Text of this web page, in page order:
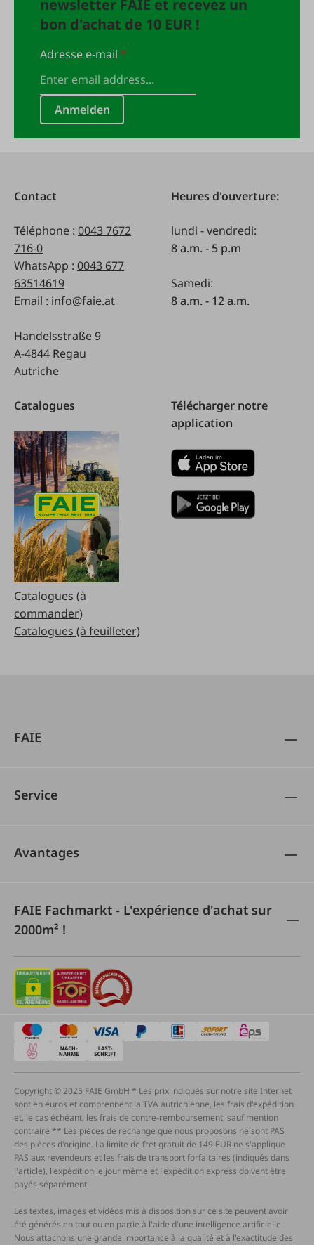
newsletter FAIE et recevez un
bon d'achat de 10 EUR !
Adresse e-mail*
Anmelden
Contact
Téléphone : 0043 7672
716-0
WhatsApp : 0043 677
63514619
Email : info@faie.at
Handelsstraße 9
A-4844 Regau
Autriche
Heures d'ouverture:
lundi - vendredi:
8 a.m. - 5 p.m
Samedi:
8 a.m. - 12 a.m.
Catalogues
Catalogues (à
commander)
Catalogues (à feuilleter)
Télécharger notre
application
FAIE
Service
Avantages
FAIE Fachmarkt - L'expérience d'achat sur
2000m² !
Copyright © 2025 FAIE GmbH * Les prix indiqués sur notre site Internet
sont en euros et comprennent la TVA autrichienne, les frais d'expédition
et, le cas échéant, les frais de contre-remboursement, sauf mention
contraire ** Les pièces de rechange que nous proposons ne sont PAS
des pièces d'origine. La limite de fret gratuit de 149 EUR ne s'applique
PAS aux revendeurs et les frais de transport forfaitaires (indiqués dans
l'article), l'expédition le jour même et l'expédition express doivent être
payés séparément.
Les textes, images et vidéos mis à disposition sur ce site peuvent avoir
été générés en tout ou en partie à l'aide d'une intelligence artificielle.
Nous attachons une grande importance à la qualité et à l'exactitude des